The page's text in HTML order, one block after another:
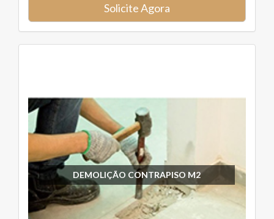
Solicite Agora
DEMOLIÇÃO CONTRAPISO M2